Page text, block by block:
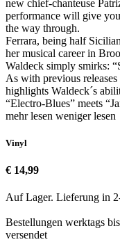
new chief-chanteuse
performance will give
the way through.
Ferrara, being half
her musical career in
Waldeck simply smirks:
As with previous
highlights Waldeck´s
“Electro-Blues” meets
mehr lesen weniger lesen
Vinyl
€ 14,99
Auf Lager. Lieferung in
Bestellungen werktags
versendet